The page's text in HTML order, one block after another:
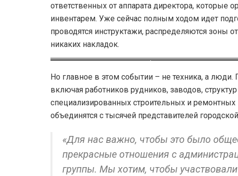
ответственных от аппарата директора, которые
инвентарем. Уже сейчас полным ходом идет
проводятся инструктажи, распределяются зоны
никаких накладок.
Фото: Медиакомпания
Но главное в этом событии – не техника, а люди.
включая работников рудников, заводов,
специализированных строительных и
объединятся с тысячей представителей
«Для нас важно, чтобы это было
прекрасные отношения с
группы. Мы хотим, чтобы